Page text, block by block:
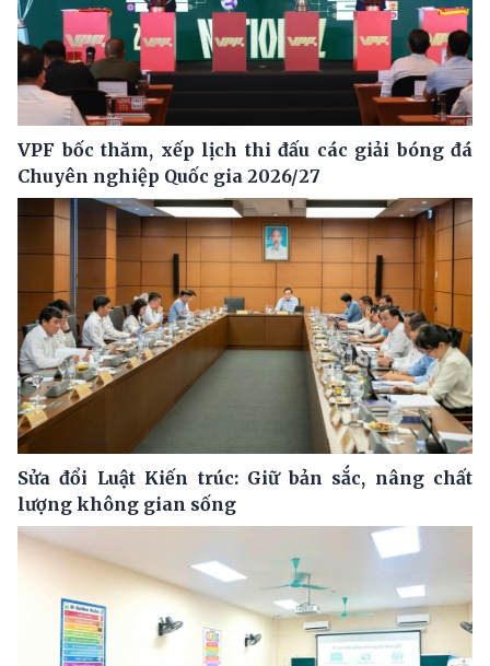
VPF bốc thăm, xếp lịch thi đấu các giải bóng đá
Chuyên nghiệp Quốc gia 2026/27
Sửa đổi Luật Kiến trúc: Giữ bản sắc, nâng chất
lượng không gian sống